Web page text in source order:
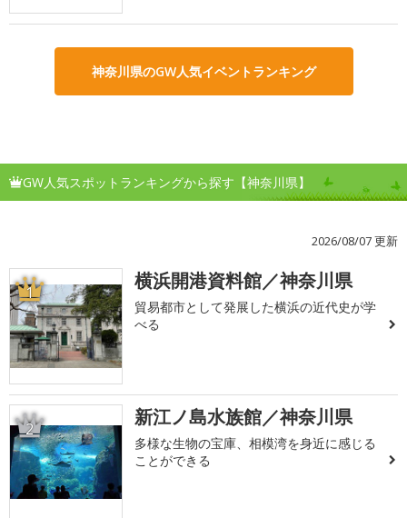
神奈川県のGW人気イベントランキング
GW人気スポットランキングから探す【神奈川県】
2026/08/07 更新
1 横浜開港資料館／神奈川県
貿易都市として発展した横浜の近代史が学
べる
2 新江ノ島水族館／神奈川県
多様な生物の宝庫、相模湾を身近に感じる
ことができる